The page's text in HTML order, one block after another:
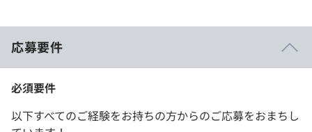
応募要件
必須要件
以下すべてのご経験をお持ちの方からのご応募をおまちし